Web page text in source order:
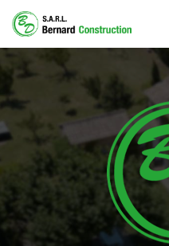
Aller
au
contenu
principal